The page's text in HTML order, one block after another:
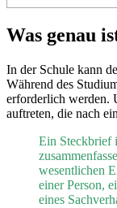
Was genau
In der Schule kann
Während des
erforderlich werden.
auftreten, die nach
Ein Steckbrief
wesentlichen
einer Person,
eines